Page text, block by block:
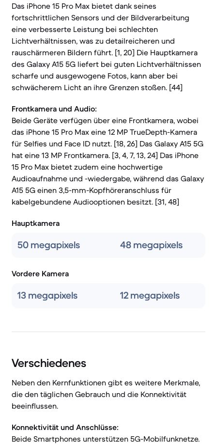
Das iPhone 15 Pro Max bietet dank seines
fortschrittlichen Sensors und der Bildverarbeitung
eine verbesserte Leistung bei schlechten
Lichtverhältnissen, was zu detailreicheren und
rauschärmeren Bildern führt. [1, 20] Die Hauptkamera
des Galaxy A15 5G liefert bei guten Lichtverhältnissen
scharfe und ausgewogene Fotos, kann aber bei
schwächerem Licht an ihre Grenzen stoßen. [44]
Frontkamera und Audio:
Beide Geräte verfügen über eine Frontkamera, wobei
das iPhone 15 Pro Max eine 12 MP TrueDepth-Kamera
für Selfies und Face ID nutzt. [18, 26] Das Galaxy A15 5G
hat eine 13 MP Frontkamera. [3, 4, 7, 13, 24] Das iPhone
15 Pro Max bietet zudem eine hochwertige
Audioaufnahme und -wiedergabe, während das Galaxy
A15 5G einen 3,5-mm-Kopfhöreranschluss für
kabelgebundene Audiooptionen besitzt. [31, 48]
Hauptkamera
50 megapixels 48 megapixels
Vordere Kamera
13 megapixels 12 megapixels
Verschiedenes
Neben den Kernfunktionen gibt es weitere Merkmale,
die den täglichen Gebrauch und die Konnektivität
beeinflussen.
Konnektivität und Anschlüsse:
Beide Smartphones unterstützen 5G-Mobilfunknetze.